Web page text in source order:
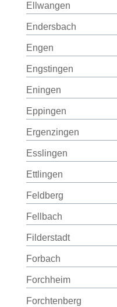
Ellwangen
Endersbach
Engen
Engstingen
Eningen
Eppingen
Ergenzingen
Esslingen
Ettlingen
Feldberg
Fellbach
Filderstadt
Forbach
Forchheim
Forchtenberg